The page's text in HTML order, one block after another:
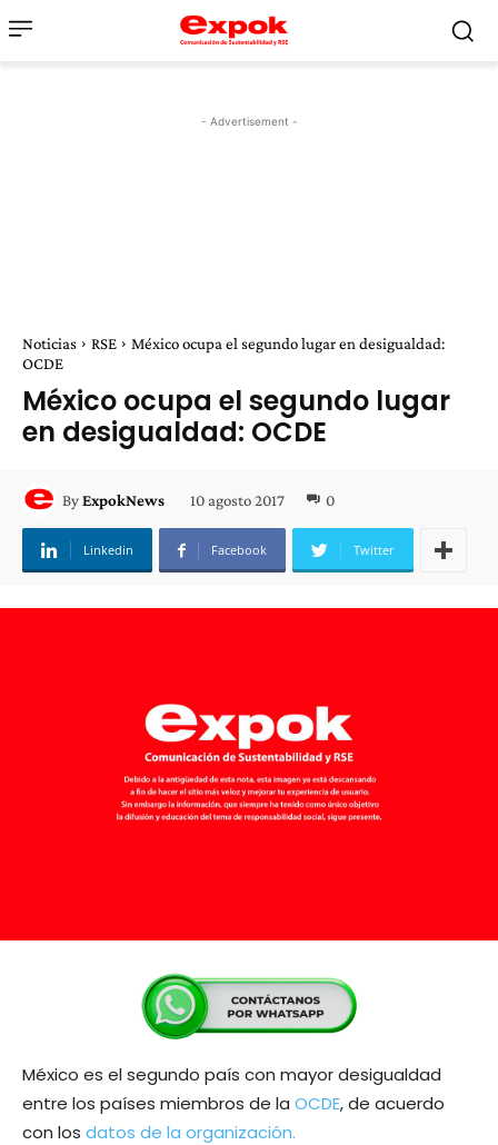
- Advertisement -
Noticias RSE
México ocupa el segundo lugar en desigualdad:
OCDE
México ocupa el segundo lugar
en desigualdad: OCDE
ByExpokNews 10 agosto 2017 0
Linkedin Facebook Twitter
México es el segundo país con mayor desigualdad
entre los países miembros de la OCDE, de acuerdo
con los datos de la organización.